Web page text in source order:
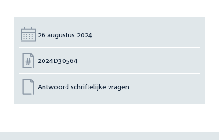
Datum:
26 augustus 2024
Nummer:
2024D30564
Antwoord schriftelijke vragen